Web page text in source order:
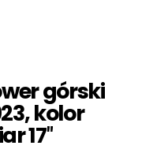
górski
kolor
17″